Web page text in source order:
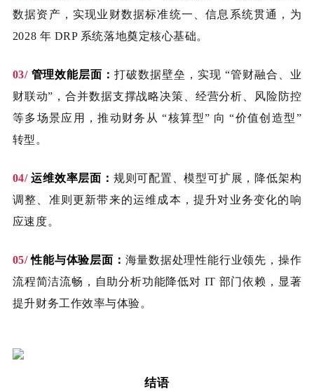
数据资产，实现业财数据标准统一、信息系统贯通，为
2028 年 DRP 系统落地奠定核心基础。
03/ 管理效能层面：打破数据壁垒，实现 “管财融合、业
财联动”，合并数据支撑战略决策、经营分析、风险防控
等多场景应用，推动财务从 “核算型” 向 “价值创造型”
转型。
04/运维效率层面： 规则可配置、模型可扩展，降低架构
调整、准则更新带来的运维成本，提升对业务变化的响
应速度。
05/性能与体验层面： 海量数据处理性能行业领先，操作
流程简洁流畅，自助分析功能降低对 IT 部门依赖，显著
提升财务工作效率与体验。
结语